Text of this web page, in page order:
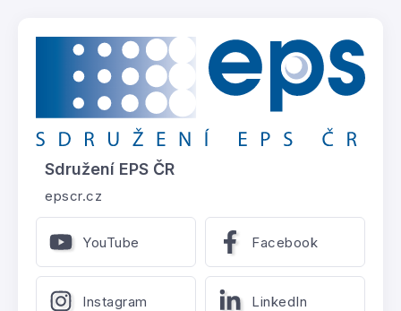
Sdružení EPS ČR
epscr.cz
YouTube Facebook
Instagram LinkedIn